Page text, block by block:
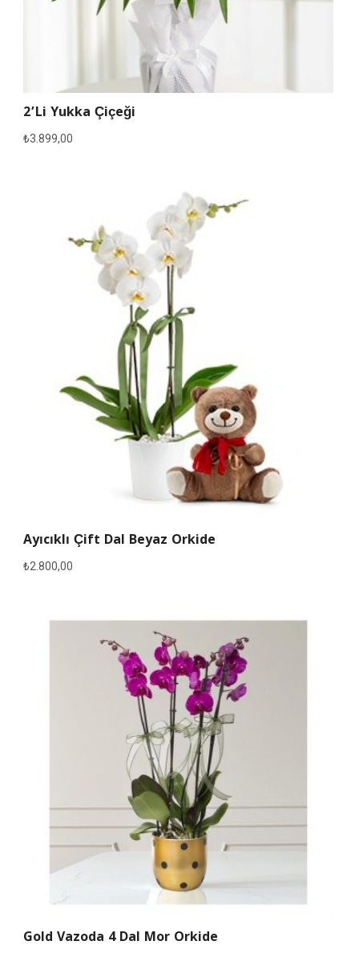
2’li Yukka Çiçeği
₺3.899,00
Ayıcıklı Çift Dal Beyaz Orkide
₺2.800,00
Gold Vazoda 4 Dal Mor Orkide